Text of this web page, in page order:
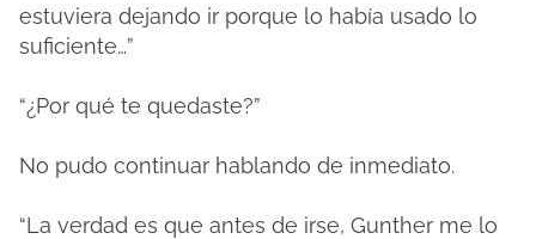
estuviera dejando ir porque lo había usado lo
suficiente…”
“¿Por qué te quedaste?”
No pudo continuar hablando de inmediato.
“La verdad es que antes de irse, Gunther me lo